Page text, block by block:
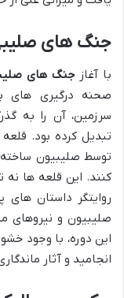
جنگ های
با آغازجنگ های
صحنه درگیری های
سرزمین، آن را به
تبدیل کرده بود.
توسط صلیبیون ساخته
کنند. این قلعه ها نه
روایتگر داستان های
صلیبیون و نیروهای
این دوره، با وجود
انجامید و آثار